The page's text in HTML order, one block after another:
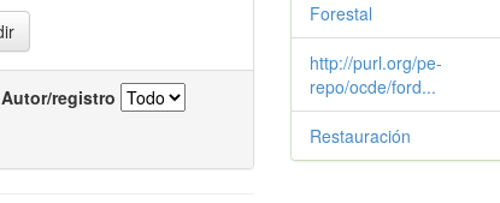
Autor/registro
Forestal
http://purl.org/pe-
repo/ocde/ford...
Restauración